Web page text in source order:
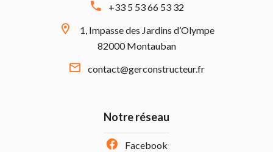
+33 5 53 66 53 32
1, Impasse des Jardins d’Olympe
82000 Montauban
contact@gerconstructeur.fr
Notre réseau
Facebook